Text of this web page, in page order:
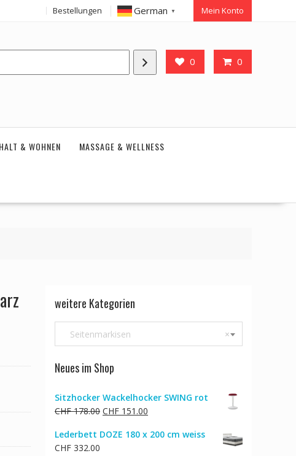
Bestellungen German ▼ Mein Konto
0 0
& WOHNEN MASSAGE & WELLNESS
weitere Kategorien
×
Seitenmarkisen
Neues im Shop
Sitzhocker Wackelhocker SWING rot
CHF178.00 Ursprünglicher
war:
CHF 151.00
ist:
Lederbett DOZE 180 x 200 cm weiss
CHF 332.00